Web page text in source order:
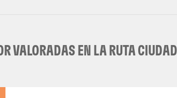
VALORADAS EN LA RUTA